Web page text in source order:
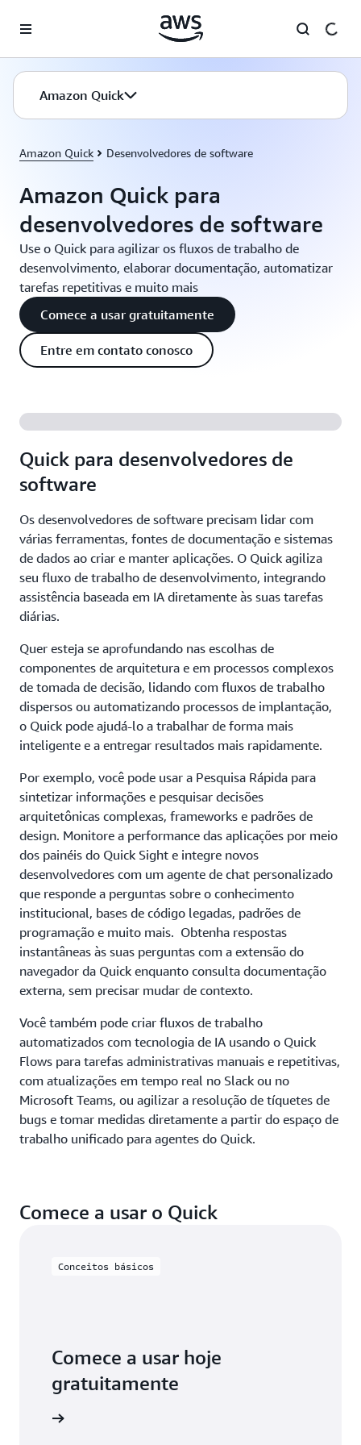
Pular para o conteúdo principal
Amazon Quick
Amazon Quick Desenvolvedores de software
Amazon Quick para
desenvolvedores de software
Use o Quick para agilizar os fluxos de trabalho de
desenvolvimento, elaborar documentação, automatizar
tarefas repetitivas e muito mais
Comece a usar gratuitamente
Entre em contato conosco
Quick para desenvolvedores de
software
Os desenvolvedores de software precisam lidar com
várias ferramentas, fontes de documentação e sistemas
de dados ao criar e manter aplicações. O Quick agiliza
seu fluxo de trabalho de desenvolvimento, integrando
assistência baseada em IA diretamente às suas tarefas
diárias.
Quer esteja se aprofundando nas escolhas de
componentes de arquitetura e em processos complexos
de tomada de decisão, lidando com fluxos de trabalho
dispersos ou automatizando processos de implantação,
o Quick pode ajudá-lo a trabalhar de forma mais
inteligente e a entregar resultados mais rapidamente.
Por exemplo, você pode usar a Pesquisa Rápida para
sintetizar informações e pesquisar decisões
arquitetônicas complexas, frameworks e padrões de
design. Monitore a performance das aplicações por meio
dos painéis do Quick Sight e integre novos
desenvolvedores com um agente de chat personalizado
que responde a perguntas sobre o conhecimento
institucional, bases de código legadas, padrões de
programação e muito mais. Obtenha respostas
instantâneas às suas perguntas com a extensão do
navegador da Quick enquanto consulta documentação
externa, sem precisar mudar de contexto.
Você também pode criar fluxos de trabalho
automatizados com tecnologia de IA usando o Quick
Flows para tarefas administrativas manuais e repetitivas,
com atualizações em tempo real no Slack ou no
Microsoft Teams, ou agilizar a resolução de tíquetes de
bugs e tomar medidas diretamente a partir do espaço de
trabalho unificado para agentes do Quick.
Comece a usar o Quick
Conceitos básicos
Comece a usar hoje
gratuitamente